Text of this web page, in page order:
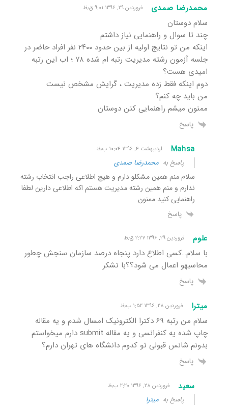
محمدرضا صمدی فروردین ۲۹, ۱۳۹۶ ۹:۰۱ ق٫ظ
سلام دوستان
چند تا سوال و راهنمایی نیاز داشتم
اینکه من تو نتایج اولیه از بین حدود ۲۴۰۰ نفر افراد حاضر در
جلسه آزمون رشته مدیریت رتبه ام شده ۷۸ ؛ اب این رتبه
امیدی هست؟
دوم اینکه فقط زده مدیریت ، گرایش مشخص نیست
من باید چه کنم؟
ممنون میشم راهنمایی کنن دوستان
پاسخ
Mahsa اردیبهشت ۴, ۱۳۹۶ ۱۰:۰۴ ب٫ظ
پاسخ به محمدرضا صمدی
سلام منم همین مشکلو دارم و هیچ اطلاعی راجب انتخاب رشته
ندارم و منم همین رشته مدیریت هستم اکه اطلاعی دارین لطفا
راهنمایی کنید ممنون
پاسخ
علوم فروردین ۲۹, ۱۳۹۶ ۲:۲۷ ق٫ظ
با سلام…کسی اطلاع دارد پنجاه درصد سازمان سنجش چطور
محاسبهو اعمال می شود؟؟با تشکر
پاسخ
میترا فروردین ۲۸, ۱۳۹۶ ۱:۵۲ ب٫ظ
سلام من رتبه ۶۹ دکترا الکترونیک امسال شدم و یه مقاله
چاپ شده یه کنفرانسی و یه مقاله submit دارم میخواستم
بدونم شانس قبولی تو کدوم دانشگاه های تهران دارم؟
پاسخ
سعید فروردین ۲۸, ۱۳۹۶ ۲:۲۰ ب٫ظ
پاسخ به میترا